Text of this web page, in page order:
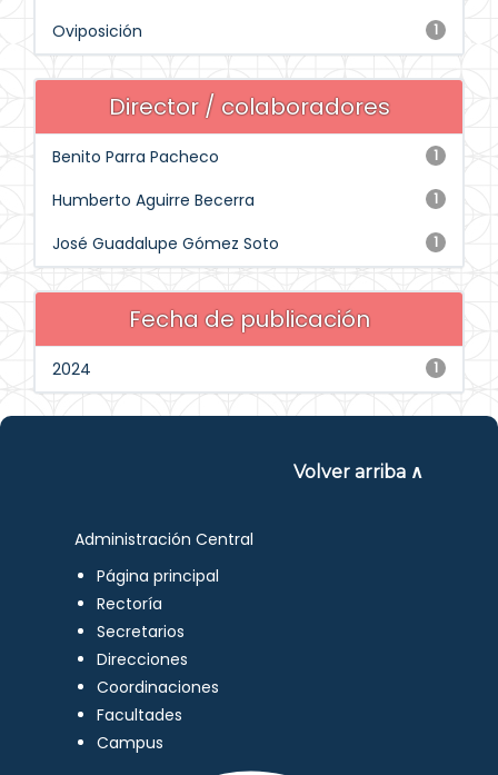
1
Oviposición
Director / colaboradores
1
Benito Parra Pacheco
1
Humberto Aguirre Becerra
1
José Guadalupe Gómez Soto
Fecha de publicación
1
2024
Volver arriba ∧
Administración Central
Página principal
Rectoría
Secretarios
Direcciones
Coordinaciones
Facultades
Campus